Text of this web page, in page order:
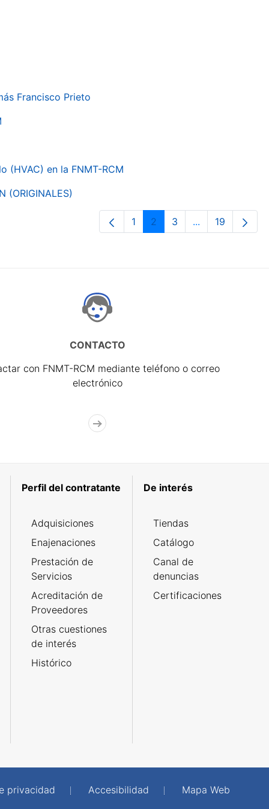
Francisco Prieto
(HVAC) en la FNMT-RCM
Página
1 Página
2 Página
3 ...PáginasPágina
19
CONTACTO
con FNMT-RCM mediante teléfono o correo
electrónico
Perfil del contratante
Adquisiciones
Enajenaciones
Prestación de
Servicios
Acreditación de
Proveedores
Otras cuestiones
de interés
Histórico
De interés
Tiendas
Catálogo
Canal de
denuncias
Certificaciones
privacidad Accesibilidad
Mapa Web